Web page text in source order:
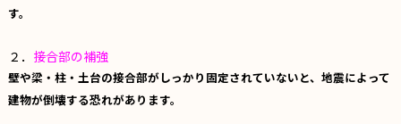
す。
２． 接合部の補強
壁や梁・柱・土台の接合部がしっかり固定されていないと、地震によって
建物が倒壊する恐れがあります。